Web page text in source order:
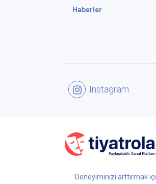
Deneyiminizi arttırmak
Haberler
Instagram